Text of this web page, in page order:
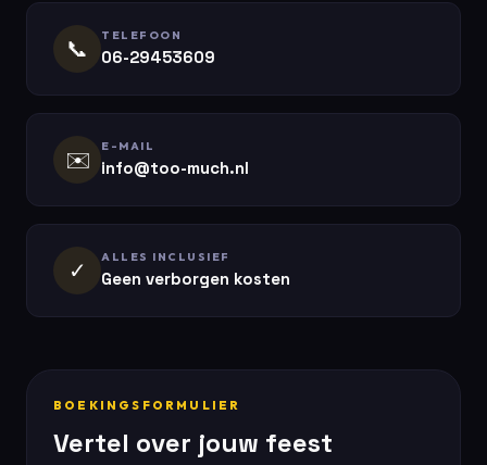
📞 TELEFOON
06-29453609
✉️ E-MAIL
info@too-much.nl
✓ ALLES INCLUSIEF
Geen verborgen kosten
BOEKINGSFORMULIER
Vertel over jouw feest